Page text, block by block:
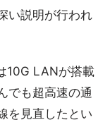
い説明が行われ
10G LANが搭載
でも超高速の通
を見直したとい